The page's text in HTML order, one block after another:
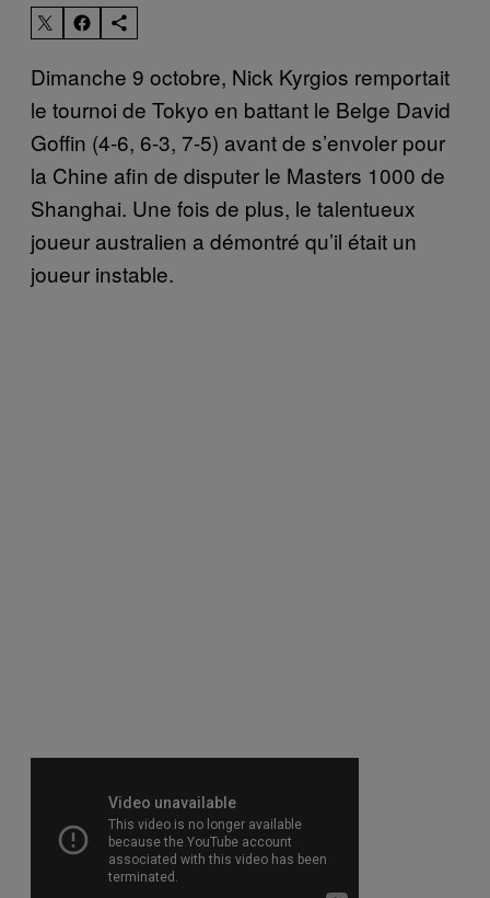
Dimanche 9 octobre, Nick Kyrgios remportait
le tournoi de Tokyo en battant le Belge David
Goffin (4-6, 6-3, 7-5) avant de s’envoler pour
la Chine afin de disputer le Masters 1000 de
Shanghai. Une fois de plus, le talentueux
joueur australien a démontré qu’il était un
joueur instable.